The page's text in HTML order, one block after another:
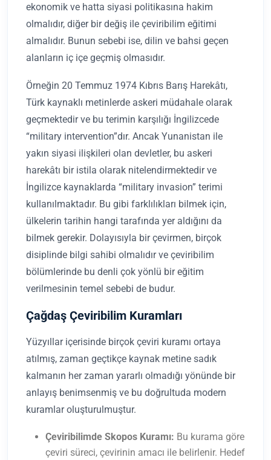
ekonomik ve hatta siyasi politikasına hakim
olmalıdır, diğer bir değiş ile çeviribilim eğitimi
almalıdır. Bunun sebebi ise, dilin ve bahsi geçen
alanların iç içe geçmiş olmasıdır.
Örneğin 20 Temmuz 1974 Kıbrıs Barış Harekâtı,
Türk kaynaklı metinlerde askeri müdahale olarak
geçmektedir ve bu terimin karşılığı İngilizcede
“military intervention”dır. Ancak Yunanistan ile
yakın siyasi ilişkileri olan devletler, bu askeri
harekâtı bir istila olarak nitelendirmektedir ve
İngilizce kaynaklarda “military invasion” terimi
kullanılmaktadır. Bu gibi farklılıkları bilmek için,
ülkelerin tarihin hangi tarafında yer aldığını da
bilmek gerekir. Dolayısıyla bir çevirmen, birçok
disiplinde bilgi sahibi olmalıdır ve çeviribilim
bölümlerinde bu denli çok yönlü bir eğitim
verilmesinin temel sebebi de budur.
Çağdaş Çeviribilim Kuramları
Yüzyıllar içerisinde birçok çeviri kuramı ortaya
atılmış, zaman geçtikçe kaynak metine sadık
kalmanın her zaman yararlı olmadığı yönünde bir
anlayış benimsenmiş ve bu doğrultuda modern
kuramlar oluşturulmuştur.
Çeviribilimde Skopos Kuramı: Bu kurama göre
çeviri süreci, çevirinin amacı ile belirlenir. Hedef